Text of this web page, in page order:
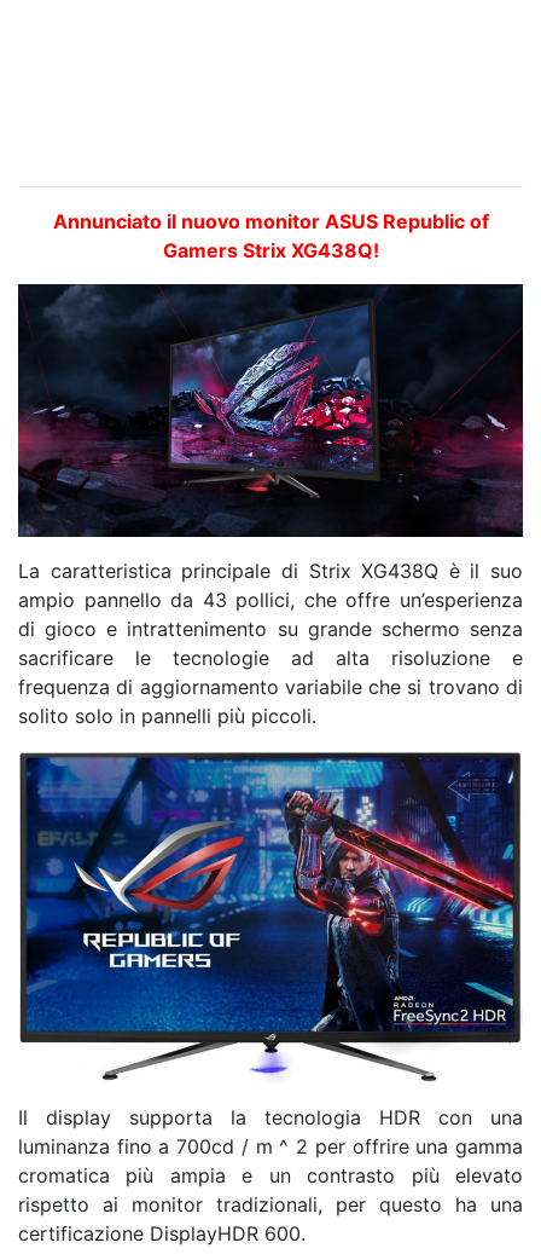
Annunciato il nuovo monitor ASUS Republic of
Gamers Strix XG438Q!
La caratteristica principale di Strix XG438Q è il suo
ampio pannello da 43 pollici, che offre un’esperienza
di gioco e intrattenimento su grande schermo senza
sacrificare le tecnologie ad alta risoluzione e
frequenza di aggiornamento variabile che si trovano di
solito solo in pannelli più piccoli.
Il display supporta la tecnologia HDR con una
luminanza fino a 700cd / m ^ 2 per offrire una gamma
cromatica più ampia e un contrasto più elevato
rispetto ai monitor tradizionali, per questo ha una
certificazione DisplayHDR 600.